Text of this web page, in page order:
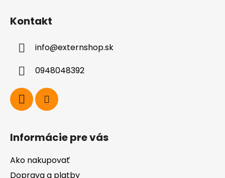
Kontakt
info@externshop.sk
0948048392
Informácie pre vás
Ako nakupovať
Doprava a platby